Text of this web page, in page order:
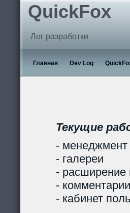
QuickFox
Лог разработки
Главная Dev Log
Текущие
-
- галереи
- расширение
-
- кабинет